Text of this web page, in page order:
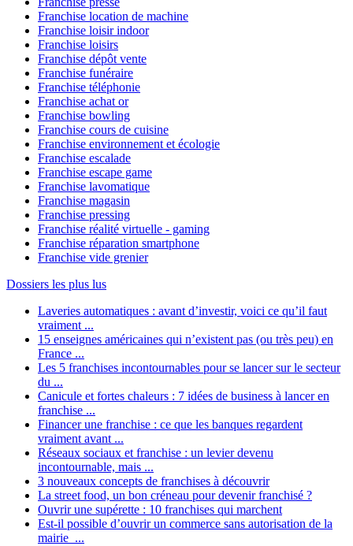
Franchise location de machine
Franchise loisir indoor
Franchise loisirs
Franchise dépôt vente
Franchise funéraire
Franchise téléphonie
Franchise achat or
Franchise bowling
Franchise cours de cuisine
Franchise environnement et écologie
Franchise escalade
Franchise escape game
Franchise lavomatique
Franchise magasin
Franchise pressing
Franchise réalité virtuelle - gaming
Franchise réparation smartphone
Franchise vide grenier
Dossiers les plus lus
Laveries automatiques : avant d’investir, voici ce qu’il faut
vraiment ...
15 enseignes américaines qui n’existent pas (ou très peu) en
France ...
Les 5 franchises incontournables pour se lancer sur le secteur
du ...
Canicule et fortes chaleurs : 7 idées de business à lancer en
franchise ...
Financer une franchise : ce que les banques regardent
vraiment avant ...
Réseaux sociaux et franchise : un levier devenu
incontournable, mais ...
3 nouveaux concepts de franchises à découvrir
La street food, un bon créneau pour devenir franchisé ?
Ouvrir une supérette : 10 franchises qui marchent
Est-il possible d’ouvrir un commerce sans autorisation de la
mairie ...